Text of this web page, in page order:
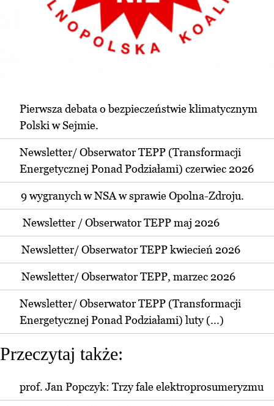
Pierwsza debata o bezpieczeństwie klimatycznym
Polski w Sejmie.
Newsletter/ Obserwator TEPP (Transformacji
Energetycznej Ponad Podziałami) czerwiec 2026
9 wygranych w NSA w sprawie Opolna-Zdroju.
Newsletter / Obserwator TEPP maj 2026
Newsletter/ Obserwator TEPP kwiecień 2026
Newsletter/ Obserwator TEPP, marzec 2026
Newsletter/ Obserwator TEPP (Transformacji
Energetycznej Ponad Podziałami) luty (...)
Przeczytaj także:
prof. Jan Popczyk: Trzy fale elektroprosumeryzmu